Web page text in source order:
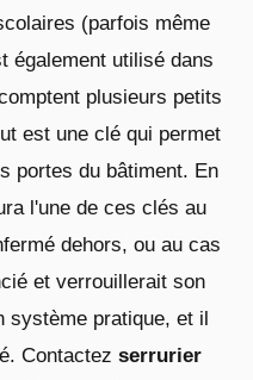
(parfois même
également utilisé dans
plusieurs petits
est une clé qui permet
portes du bâtiment. En
l'une de ces clés au
dehors, ou au cas
et verrouillerait son
système pratique, et il
Contactez serrurier